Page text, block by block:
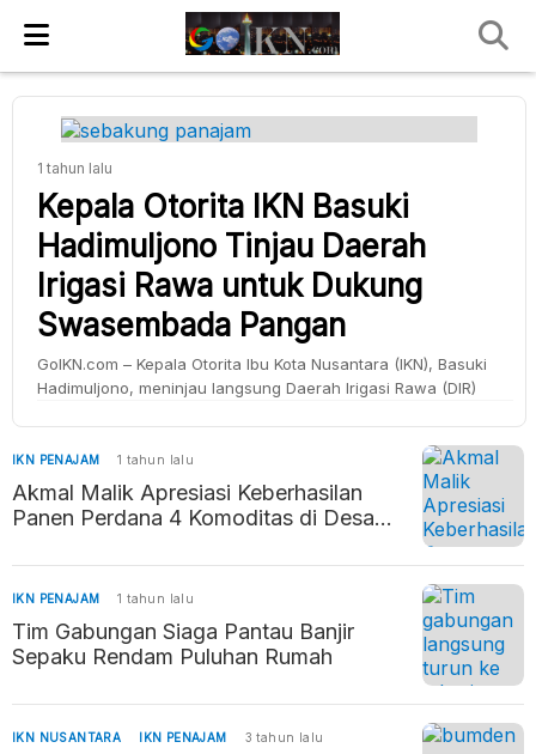
1 tahun lalu
Kepala Otorita IKN Basuki
Hadimuljono Tinjau Daerah
Irigasi Rawa untuk Dukung
Swasembada Pangan
GoIKN.com – Kepala Otorita Ibu Kota Nusantara (IKN), Basuki
Hadimuljono, meninjau langsung Daerah Irigasi Rawa (DIR)
kesiapan kawasan tersebut dalam mendukung program
swasembada pangan nasional. Optimalisasi Lahan untuk
Swasembada Pangan “Ini menjadi target yang telah
dipersiapkan dan target optimalisasi lahan Kementerian
IKN PENAJAM 1 tahun lalu
Akmal Malik Apresiasi Keberhasilan
Panen Perdana 4 Komoditas di Desa
IKN PENAJAM 1 tahun lalu
Tim Gabungan Siaga Pantau Banjir
Sepaku Rendam Puluhan Rumah
IKN NUSANTARA IKN PENAJAM 3 tahun lalu